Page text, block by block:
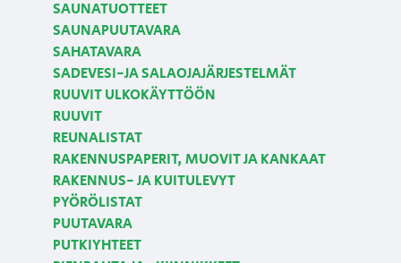
SAUNATUOTTEET
SAUNAPUUTAVARA
SAHATAVARA
SADEVESI-JA SALAOJAJÄRJESTELMÄT
RUUVIT ULKOKÄYTTÖÖN
RUUVIT
REUNALISTAT
RAKENNUSPAPERIT, MUOVIT JA KANKAAT
RAKENNUS- JA KUITULEVYT
PYÖRÖLISTAT
PUUTAVARA
PUTKIYHTEET